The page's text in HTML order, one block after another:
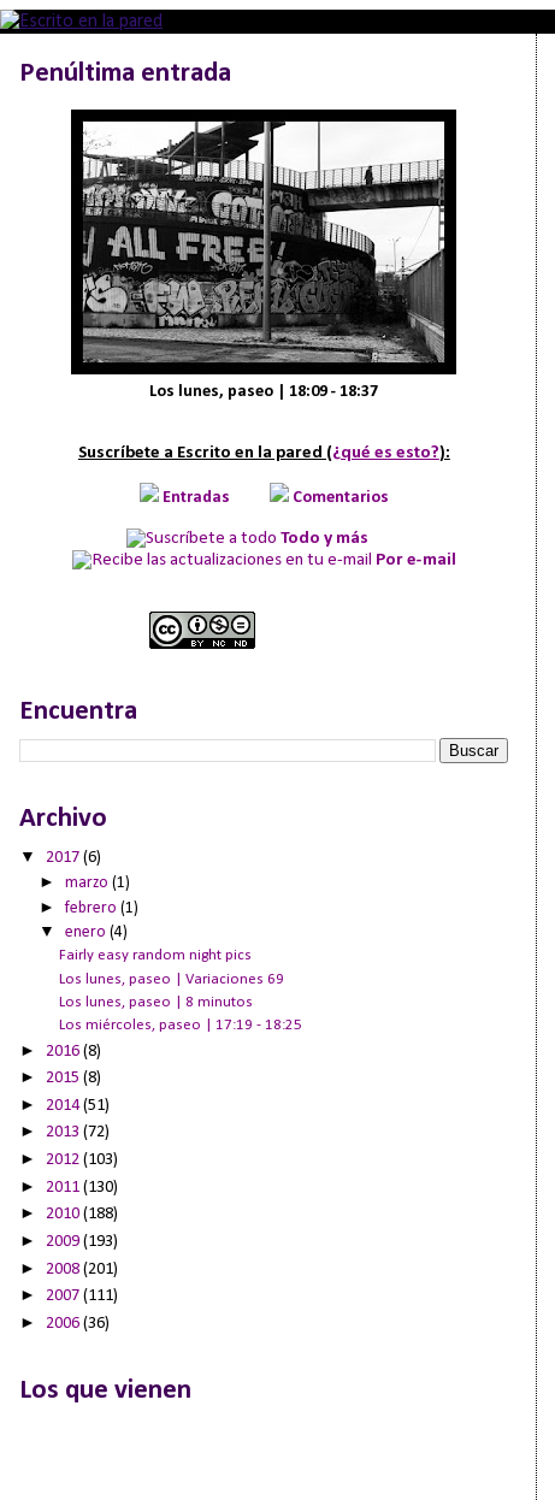
Penúltima entrada
Los lunes, paseo | 18:09 - 18:37
Suscríbete a Escrito en la pared (¿qué es esto?):
Entradas Comentarios
Todo y más
Por e-mail
Encuentra
Archivo
▼ 2017 (6)
►marzo(1)
►febrero(1)
▼enero(4)
Fairly easy random night pics
Los lunes, paseo | Variaciones 69
Los lunes, paseo | 8 minutos
Los miércoles, paseo | 17:19 - 18:25
► 2016 (8)
► 2015 (8)
► 2014(51)
► 2013 (72)
► 2012 (103)
► 2011 (130)
► 2010 (188)
► 2009 (193)
► 2008 (201)
► 2007 (111)
► 2006 (36)
Los que vienen